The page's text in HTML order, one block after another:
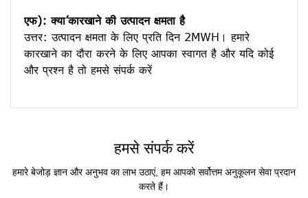
एफ): क्या’कारखाने की उत्पादन क्षमता है
उत्तर: उत्पादन क्षमता के लिए प्रति दिन 2MWH। हमारे
कारखाने का दौरा करने के लिए आपका स्वागत है और यदि कोई
हमसे संपर्क करें
हमारे बेजोड़ ज्ञान और अनुभव का लाभ उठाएं, हम आपको सर्वोत्तम अनुकूलन सेवा प्रदान
करते हैं।